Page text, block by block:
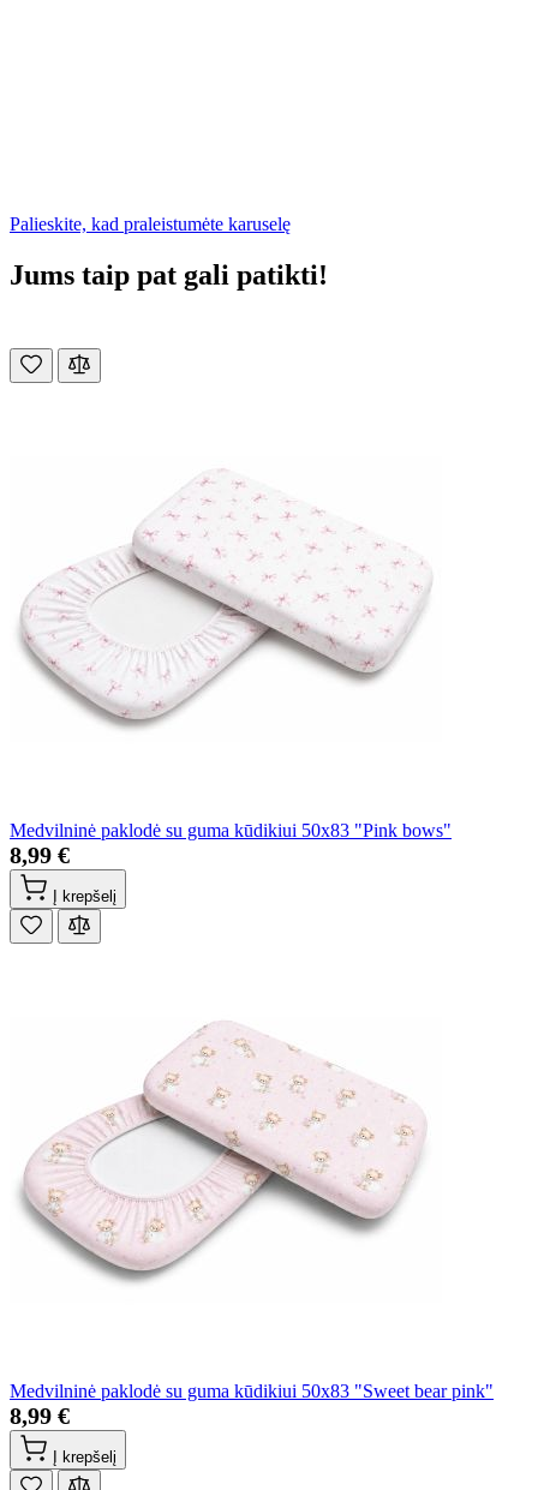
Palieskite, kad praleistumėte karuselę
Jums taip pat gali patikti!
Medvilninė paklodė su guma kūdikiui 50x83 "Pink bows"
8,99 €
Į krepšelį
Medvilninė paklodė su guma kūdikiui 50x83 "Sweet bear pink"
8,99 €
Į krepšelį